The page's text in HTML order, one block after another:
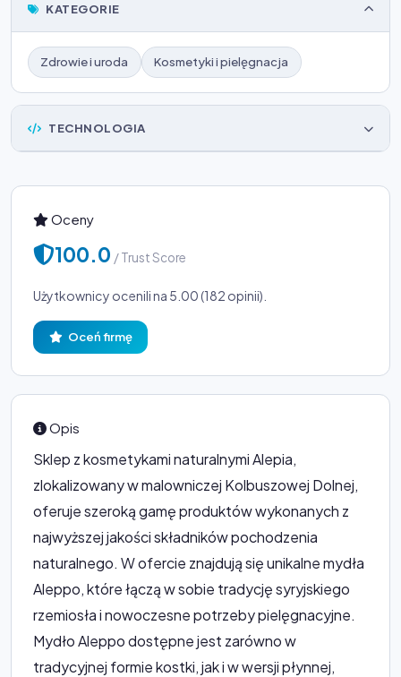
KATEGORIE
Zdrowie i uroda Kosmetyki i pielęgnacja
TECHNOLOGIA
Oceny
100.0 / Trust Score
Użytkownicy ocenili na 5.00 (182 opinii).
Oceń firmę
Opis
Sklep z kosmetykami naturalnymi Alepia,
zlokalizowany w malowniczej Kolbuszowej Dolnej,
oferuje szeroką gamę produktów wykonanych z
najwyższej jakości składników pochodzenia
naturalnego. W ofercie znajdują się unikalne mydła
Aleppo, które łączą w sobie tradycję syryjskiego
rzemiosła i nowoczesne potrzeby pielęgnacyjne.
Mydło Aleppo dostępne jest zarówno w
tradycyjnej formie kostki, jak i w wersji płynnej,